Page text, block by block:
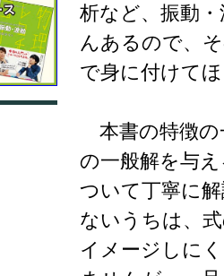
析など、振動
んあるので、
で身に付けて
本書の特徴の
の一般解を与
ついて丁寧に
ないうちは、
イメージしに